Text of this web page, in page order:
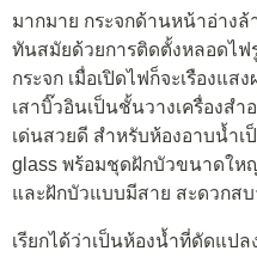
มากมาย กระจกด้านหน้าอ่าง
ทันสมัยด้วยการติดตั้งหลอดไ
กระจก เมื่อเปิดไฟก็จะเรืองแ
เสาบิ๊วอินเป็นชั้นวางเครื่องสำ
เด่นสวยดี สำหรับห้องอาบน้ำเ
glass พร้อมชุดฝักบัวขนาดให
และฝักบัวแบบมีสาย สะดวกสบ
เรียกได้ว่าเป็นห้องน้ำที่ดัดแป